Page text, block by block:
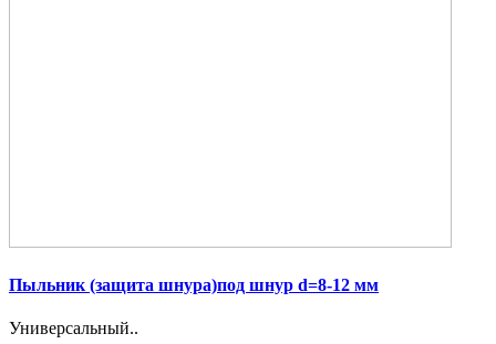
Пыльник (защита шнура)под шнур d=8-12 мм
Универсальный..